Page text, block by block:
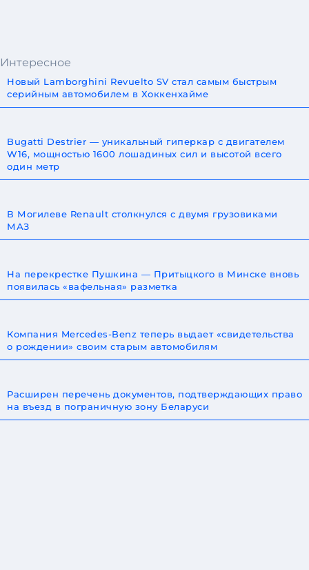
Интересное
Новый Lamborghini Revuelto SV стал самым быстрым
серийным автомобилем в Хоккенхайме
Bugatti Destrier — уникальный гиперкар с двигателем
W16, мощностью 1600 лошадиных сил и высотой всего
один метр
В Могилеве Renault столкнулся с двумя грузовиками
МАЗ
На перекрестке Пушкина — Притыцкого в Минске вновь
появилась «вафельная» разметка
Компания Mercedes-Benz теперь выдает «свидетельства
о рождении» своим старым автомобилям
Расширен перечень документов, подтверждающих право
на въезд в пограничную зону Беларуси